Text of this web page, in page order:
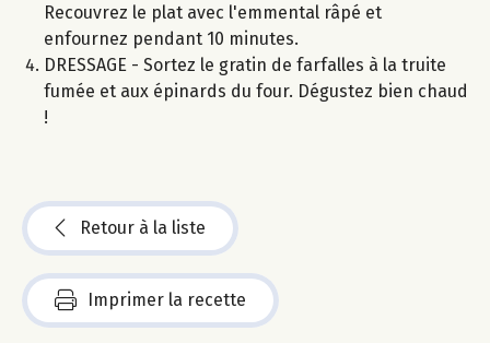
Recouvrez le plat avec l'emmental râpé et
enfournez pendant 10 minutes.
DRESSAGE - Sortez le gratin de farfalles à la truite
fumée et aux épinards du four. Dégustez bien chaud
!
Retour à la liste
Imprimer la recette